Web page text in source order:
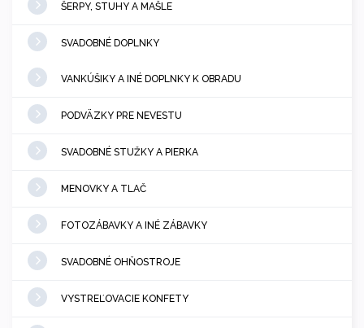
ŠERPY, STUHY A MAŠLE
SVADOBNÉ DOPLNKY
VANKÚŠIKY A INÉ DOPLNKY K OBRADU
PODVÄZKY PRE NEVESTU
SVADOBNÉ STUŽKY A PIERKA
MENOVKY A TLAČ
FOTOZÁBAVKY A INÉ ZÁBAVKY
SVADOBNÉ OHŇOSTROJE
VYSTREĽOVACIE KONFETY